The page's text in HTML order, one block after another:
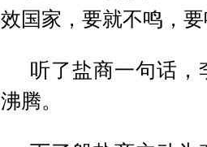
效国家，要就不鸣，
听了盐商一句话
沸腾。